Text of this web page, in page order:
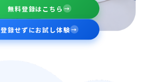
無料登録はこちら→
登録せずにお試し体験 →